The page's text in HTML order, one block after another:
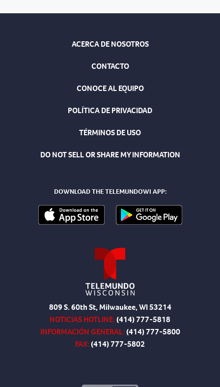
ACERCA DE NOSOTROS
CONTACTO
CONOCE AL EQUIPO
POLÍTICA DE PRIVACIDAD
TÉRMINOS DE USO
DO NOT SELL OR SHARE MY INFORMATION
DOWNLOAD THE TELEMUNDOWI APP:
809 S. 60th St, Milwaukee, WI 53214
NOTICIAS HOTLINE:(414) 777-5818
INFORMACIÓN GENERAL:(414) 777-5800
FAX:(414) 777-5802